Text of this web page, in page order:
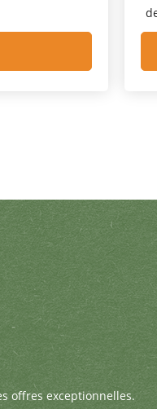
reçois des offres
offres exceptionnelles.